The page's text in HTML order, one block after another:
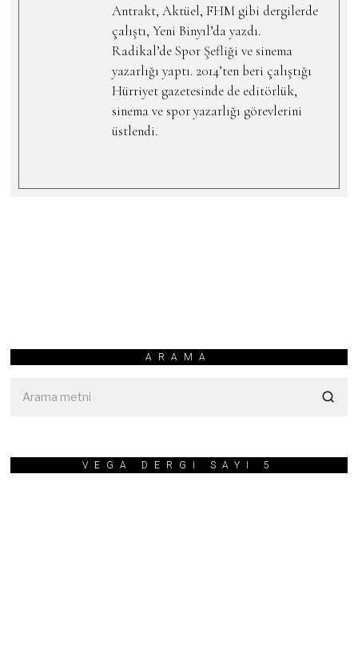
Antrakt, Aktüel, FHM gibi dergilerde
çalıştı, Yeni Binyıl’da yazdı.
Radikal’de Spor Şefliği ve sinema
yazarlığı yaptı. 2014’ten beri çalıştığı
Hürriyet gazetesinde de editörlük,
sinema ve spor yazarlığı görevlerini
üstlendi.
ARAMA
VEGA DERGİ SAYI 5